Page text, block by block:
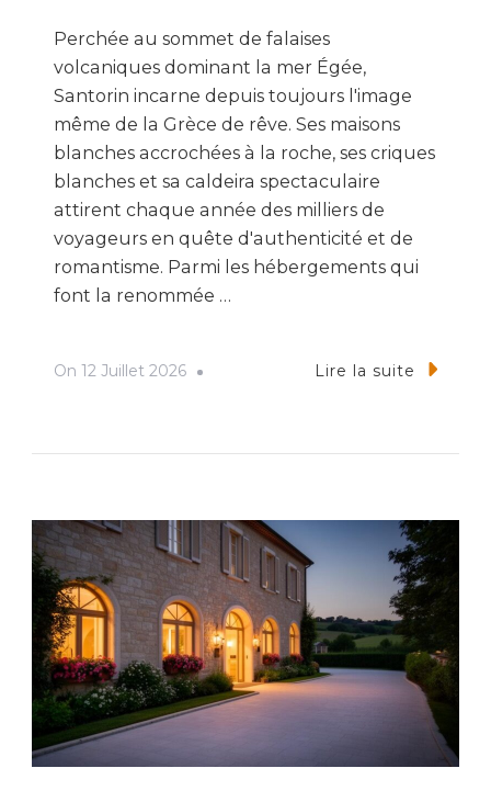
Perchée au sommet de falaises
volcaniques dominant la mer Égée,
Santorin incarne depuis toujours l'image
même de la Grèce de rêve. Ses maisons
blanches accrochées à la roche, ses criques
blanches et sa caldeira spectaculaire
attirent chaque année des milliers de
voyageurs en quête d'authenticité et de
romantisme. Parmi les hébergements qui
font la renommée …
On 12 Juillet 2026 Lire la suite